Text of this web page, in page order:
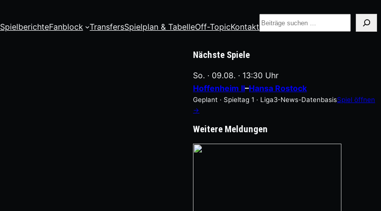
SpielberichteFanblock TransfersSpielplan & TabelleOff-TopicKontakt
Suche
Nächste Spiele
So. · 09.08. · 13:30 Uhr
Hoffenheim II–Hansa Rostock
Geplant · Spieltag 1 · Liga3-News-DatenbasisSpiel öffnen
→
Weitere Meldungen